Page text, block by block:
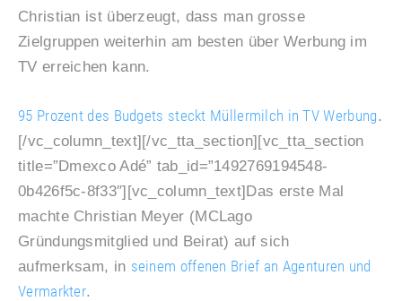
Christian ist überzeugt, dass man grosse
Zielgruppen weiterhin am besten über Werbung im
TV erreichen kann.
95 Prozent des Budgets steckt Müllermilch in TV Werbung.
[/vc_column_text][/vc_tta_section][vc_tta_section
title=”Dmexco Adé” tab_id=”1492769194548-
0b426f5c-8f33″][vc_column_text]Das erste Mal
machte Christian Meyer (MCLago
Gründungsmitglied und Beirat) auf sich
aufmerksam, in seinem offenen Brief an Agenturen und
Vermarkter.